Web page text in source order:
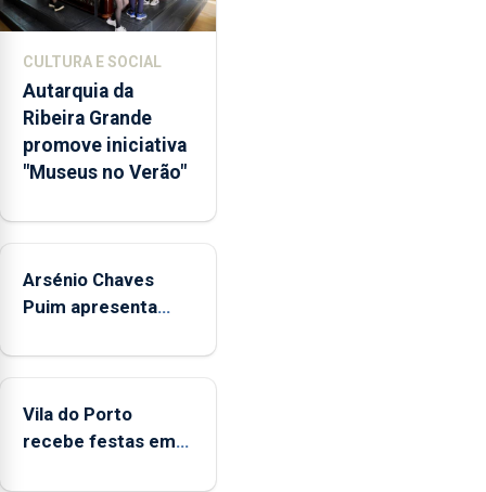
promoção
competências
pessoais,
emocionais
e
sociais
das
CULTURA E SOCIAL
Autarquia da
Ribeira Grande
promove iniciativa
"Museus no Verão"
Arsénio Chaves
Puim apresenta
de Vila do Porto
Vila do Porto
recebe festas em